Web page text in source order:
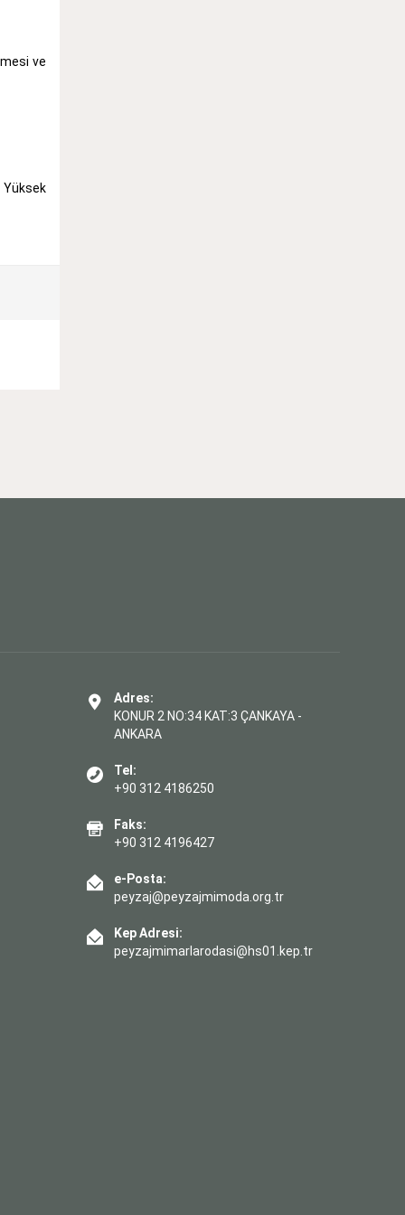
ve
Yüksek
Adres:
KONUR 2 NO:34 KAT:3 ÇANKAYA -
ANKARA
Tel:
+90 312 4186250
Faks:
+90 312 4196427
e-Posta:
peyzaj@peyzajmimoda.org.tr
Kep Adresi:
peyzajmimarlarodasi@hs01.kep.tr